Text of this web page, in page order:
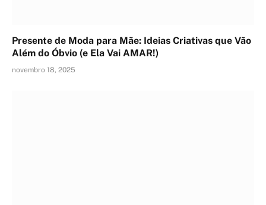
Presente de Moda para Mãe: Ideias Criativas que Vão
Além do Óbvio (e Ela Vai AMAR!)
novembro 18, 2025